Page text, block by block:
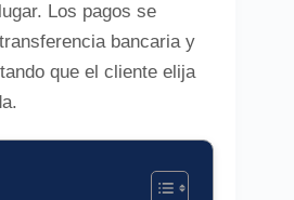
Los pagos se
bancaria y
que el cliente elija